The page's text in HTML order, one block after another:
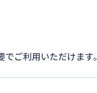
ご利用いただけます。